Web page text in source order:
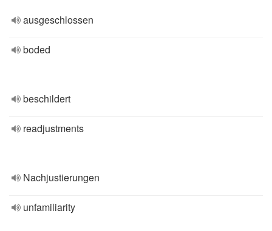
ausgeschlossen
boded
beschildert
readjustments
Nachjustierungen
unfamiliarity